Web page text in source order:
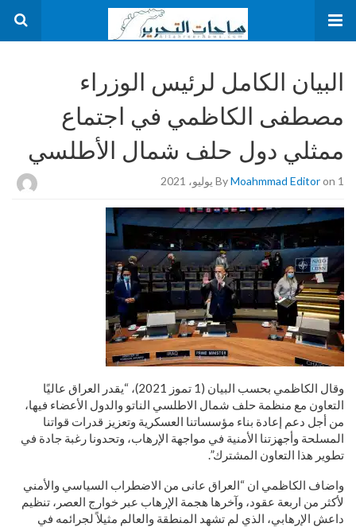
البيان الكامل لرئيس الوزراء
مصطفى الكاظمي في اجتماع
ممثلي دول حلف شمال الأطلسي
ByMoahmmad Editoron 1 يوليو، 2021
وقال الكاظمي بحسب البيان (1 تموز 2021)، “يقدر العراق عاليًا
التعاون مع منظمة حلف شمال الاطلسي الناتو والدول الأعضاء فيها،
من أجل دعم إعادة بناء مؤسساتنا العسكرية وتعزيز قدرات قواتنا
المسلحة وأجهزتنا الأمنية في مواجهة الإرهاب، وتحدونا رغبة جادة في
تطوير هذا التعاون المشترك”.
واضاف الكاظمي ان “العراق عانى من الاضطراب السياسي والأمني
لأكثر من اربعة عقود، وآخرها هجمة الإرهاب عبر خوارج العصر، تنظيم
داعش الإرهابي، الذي لم تشهد المنطقة والعالم مثيلاً لجرائمه في